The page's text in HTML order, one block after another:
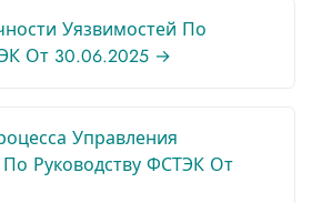
Уязвимостей По
От 30.06.2025 →
Управления
Руководству ФСТЭК От